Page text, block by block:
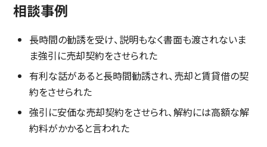
相談事例
長時間の勧誘を受け、説明もなく書面も渡されないま
ま強引に売却契約をさせられた
有利な話があると長時間勧誘され、売却と賃貸借の契
約をさせられた
強引に安価な売却契約をさせられ、解約には高額な解
約料がかかると言われた